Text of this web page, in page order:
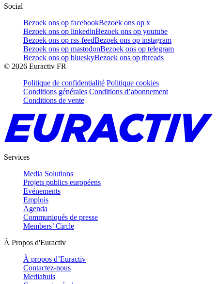
Social
Bezoek ons op facebookBezoek ons op x
Bezoek ons op linkedinBezoek ons op youtube
Bezoek ons op rss-feedBezoek ons op instagram
Bezoek ons op mastodonBezoek ons op telegram
Bezoek ons op blueskyBezoek ons op threads
© 2026 Euractiv FR
Politique de confidentialité Politique cookies
Conditions générales Conditions d’abonnement
Conditions de vente
Services
Media Solutions
Projets publics européens
Evénements
Emplois
Agenda
Communiqués de presse
Members’ Circle
À Propos d'Euractiv
À propos d’Euractiv
Contactez-nous
Mediahuis